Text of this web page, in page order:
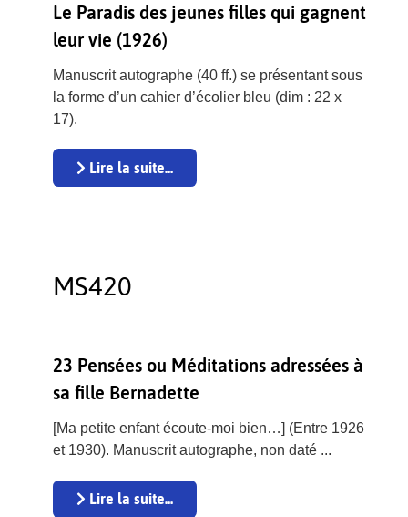
Le Paradis des jeunes filles qui gagnent
leur vie (1926)
Manuscrit autographe (40 ff.) se présentant sous
la forme d’un cahier d’écolier bleu (dim : 22 x
17).
Lire la suite...
MS420
23 Pensées ou Méditations adressées à
sa fille Bernadette
[Ma petite enfant écoute-moi bien…] (Entre 1926
et 1930). Manuscrit autographe, non daté ...
Lire la suite...